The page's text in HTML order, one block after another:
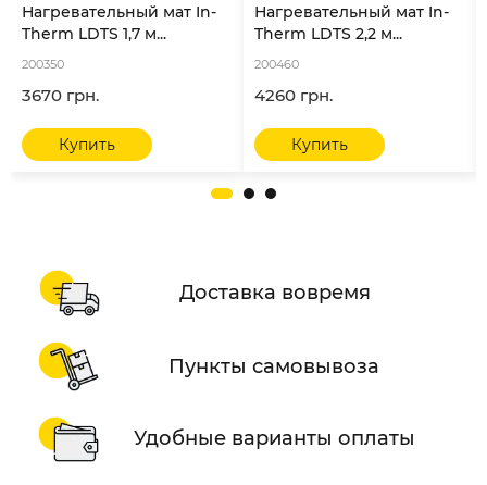
Нагревательный мат In-
Therm LDTS 1,7 м...
200350
3670 грн.
Купить
Нагревательный мат In-
Therm LDTS 2,2 м...
200460
4260 грн.
Купить
Доставка вовремя
Пункты самовывоза
Удобные варианты оплаты